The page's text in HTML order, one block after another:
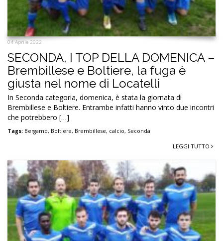
04 Aprile 2022
SECONDA, I TOP DELLA DOMENICA –
Brembillese e Boltiere, la fuga è
giusta nel nome di Locatelli
In Seconda categoria, domenica, è stata la giornata di
Brembillese e Boltiere. Entrambe infatti hanno vinto due incontri
che potrebbero […]
Tags: Bergamo, Boltiere, Brembillese, calcio, Seconda
LEGGI TUTTO